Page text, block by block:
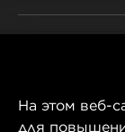
CAREER
На этом веб-
для